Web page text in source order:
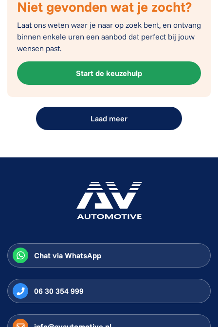
Niet gevonden wat je zocht?
Laat ons weten waar je naar op zoek bent, en ontvang
binnen enkele uren een aanbod dat perfect bij jouw
wensen past.
Start de keuzehulp
Laad meer
Chat via WhatsApp
06 30 354 999